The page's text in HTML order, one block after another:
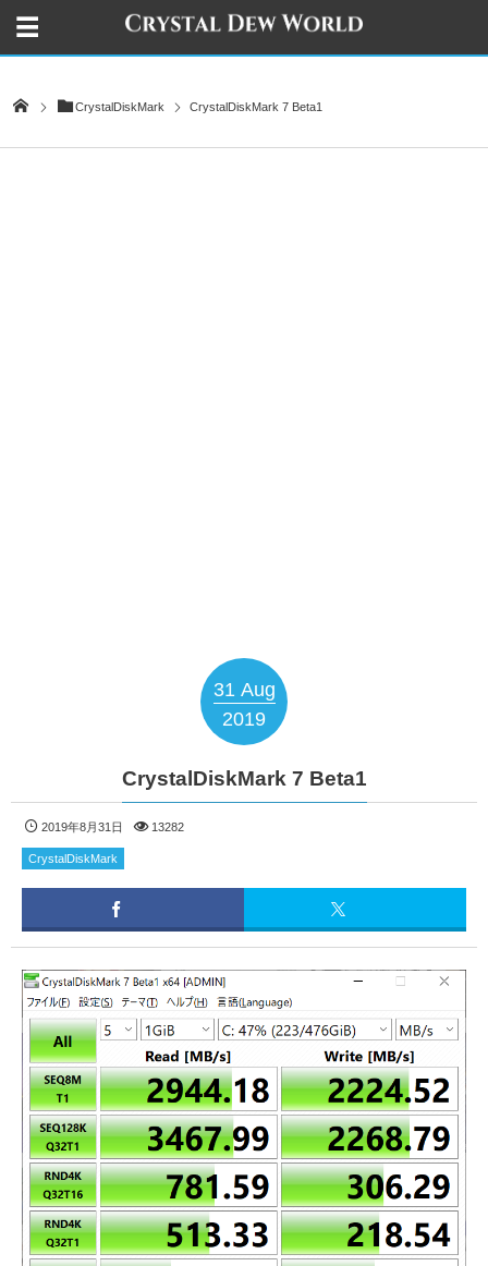
CrystalDiskMark CrystalDiskMark 7 Beta1
31 Aug
2019
CrystalDiskMark 7 Beta1
2019年8月31日 13282
CrystalDiskMark